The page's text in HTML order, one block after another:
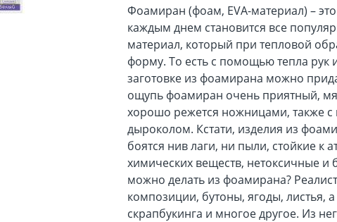
Фоамиран (фоам, EVA-материал) –
каждым днем становится все
материал, который при тепловой
форму. То есть с помощью тепла рук
заготовке из фоамирана можно
ощупь фоамиран очень приятный,
хорошо режется ножницами, также
дыроколом. Кстати, изделия из
боятся нив лаги, ни пыли, стойкие
химических веществ, нетоксичные
можно делать из фоамирана?
композиции, бутоны, ягоды, листья,
скрапбукинга и многое другое. Из